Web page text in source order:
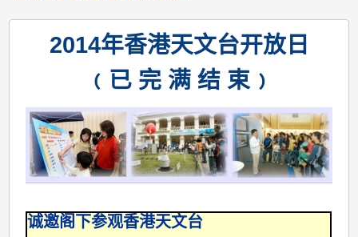
2014年香港天文台开放日
﹙已 完 满 结 束﹚
诚邀阁下参观香港天文台